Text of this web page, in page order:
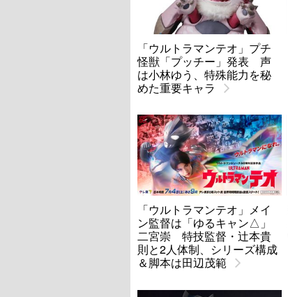
「ウルトラマンテオ」プチ
怪獣「プッチー」発表 声
は小林ゆう、特殊能力を秘
めた重要キャラ
「ウルトラマンテオ」メイ
ン監督は「ゆるキャン△」
二宮崇 特技監督・辻本貴
則と2人体制、シリーズ構成
＆脚本は田辺茂範